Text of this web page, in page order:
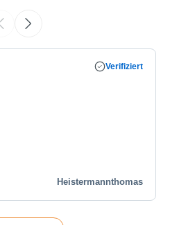
Verifiziert
Heistermannthomas